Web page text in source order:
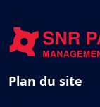
Plan du site